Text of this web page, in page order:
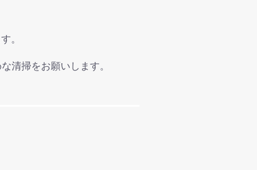
。
清掃をお願いします。